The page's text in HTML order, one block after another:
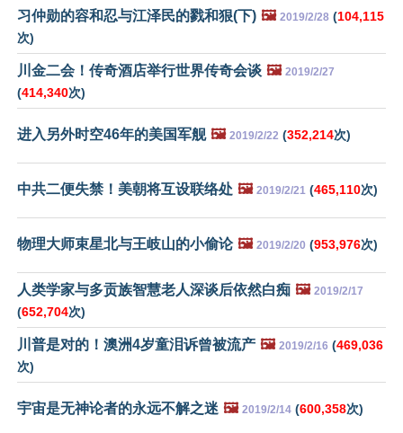
习仲勋的容和忍与江泽民的戮和狠(下) 🖼️ 2019/2/28 (104,115
次)
川金二会！传奇酒店举行世界传奇会谈 🖼️ 2019/2/27
(414,340次)
进入另外时空46年的美国军舰 🖼️ 2019/2/22 (352,214次)
中共二便失禁！美朝将互设联络处 🖼️ 2019/2/21 (465,110次)
物理大师束星北与王岐山的小偷论 🖼️ 2019/2/20 (953,976次)
人类学家与多贡族智慧老人深谈后依然白痴 🖼️ 2019/2/17
(652,704次)
川普是对的！澳洲4岁童泪诉曾被流产 🖼️ 2019/2/16 (469,036
次)
宇宙是无神论者的永远不解之迷 🖼️ 2019/2/14 (600,358次)